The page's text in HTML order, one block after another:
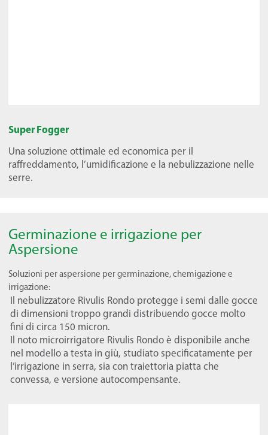
Super Fogger
Una soluzione ottimale ed economica per il
raffreddamento, l’umidificazione e la nebulizzazione nelle
serre.
Germinazione e irrigazione per
Aspersione
Soluzioni per aspersione per germinazione, chemigazione e
irrigazione:
Il nebulizzatore Rivulis Rondo protegge i semi dalle gocce
di dimensioni troppo grandi distribuendo gocce molto
fini di circa 150 micron.
Il noto microirrigatore Rivulis Rondo è disponibile anche
nel modello a testa in giù, studiato specificatamente per
l’irrigazione in serra, sia con traiettoria piatta che
convessa, e versione autocompensante.